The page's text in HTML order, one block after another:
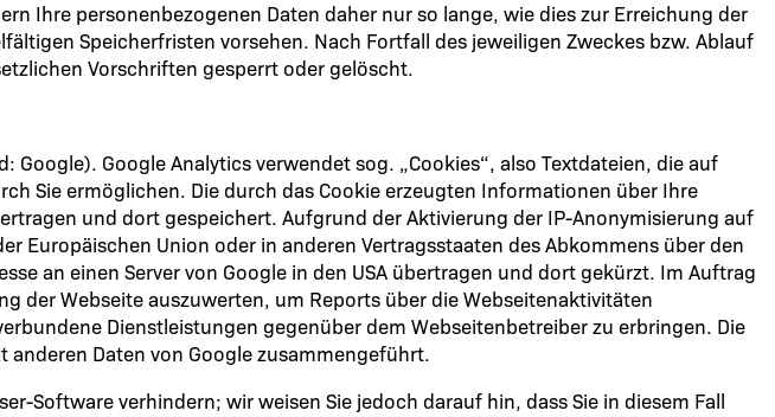
Ihre personenbezogenen Daten daher nur so lange, wie dies zur Erreichung der
Speicherfristen vorsehen. Nach Fortfall des jeweiligen Zweckes bzw. Ablauf
Vorschriften gesperrt oder gelöscht.
Google Analytics verwendet sog. „Cookies“, also Textdateien, die auf
Sie ermöglichen. Die durch das Cookie erzeugten Informationen über Ihre
und dort gespeichert. Aufgrund der Aktivierung der IP-Anonymisierung auf
Europäischen Union oder in anderen Vertragsstaaten des Abkommens über den
an einen Server von Google in den USA übertragen und dort gekürzt. Im Auftrag
der Webseite auszuwerten, um Reports über die Webseitenaktivitäten
Dienstleistungen gegenüber dem Webseitenbetreiber zu erbringen. Die
Daten von Google zusammengeführt.
Software verhindern; wir weisen Sie jedoch darauf hin, dass Sie in diesem Fall